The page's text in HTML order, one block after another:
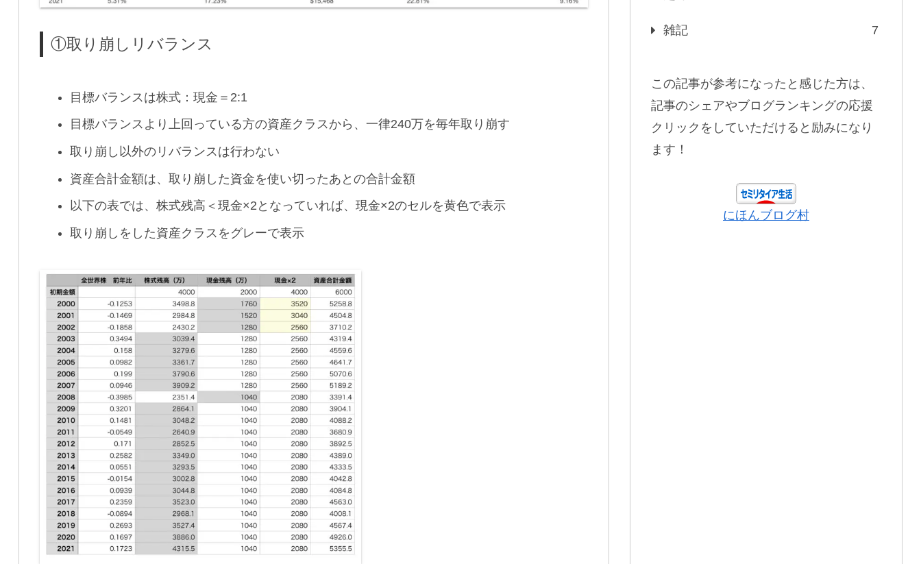
①取り崩しリバランス
目標バランスは株式：現金＝2:1
目標バランスより上回っている方の資産クラスから、一律240万を毎年取り崩す
取り崩し以外のリバランスは行わない
資産合計金額は、取り崩した資金を使い切ったあとの合計金額
以下の表では、株式残高＜現金×2となっていれば、現金×2のセルを黄色で表示
取り崩しをした資産クラスをグレーで表示
雑記 7
この記事が参考になったと感じた方は、
記事のシェアやブログランキングの応援
クリックをしていただけると励みになり
ます！
にほんブログ村